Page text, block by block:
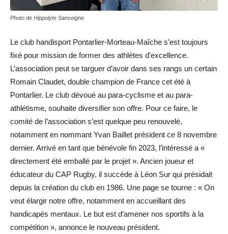
Photo de Hippolyte Sanseigne
Le club handisport Pontarlier-Morteau-Maîche s’est toujours
fixé pour mission de former des athlètes d’excellence.
L’association peut se targuer d’avoir dans ses rangs un certain
Romain Claudet, double champion de France cet été à
Pontarlier. Le club dévoué au para-cyclisme et au para-
athlétisme, souhaite diversifier son offre. Pour ce faire, le
comité de l’association s’est quelque peu renouvelé,
notamment en nommant Yvan Baillet président ce 8 novembre
dernier. Arrivé en tant que bénévole fin 2023, l’intéressé a «
directement été emballé par le projet ». Ancien joueur et
éducateur du CAP Rugby, il succède à Léon Sur qui présidait
depuis la création du club en 1986. Une page se tourne : « On
veut élargir notre offre, notamment en accueillant des
handicapés mentaux. Le but est d’amener nos sportifs à la
compétition », annonce le nouveau président.